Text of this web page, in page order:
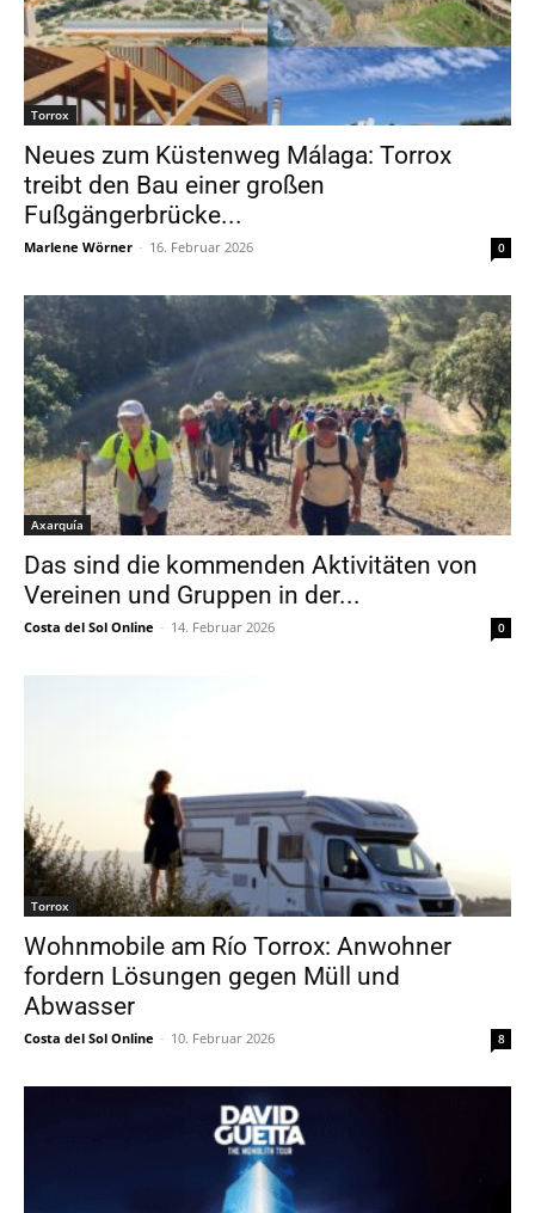
Torrox
Neues zum Küstenweg Málaga: Torrox
treibt den Bau einer großen
Fußgängerbrücke...
Marlene Wörner - 16. Februar 2026 0
Axarquía
Das sind die kommenden Aktivitäten von
Vereinen und Gruppen in der...
Costa del Sol Online - 14. Februar 2026 0
Torrox
Wohnmobile am Río Torrox: Anwohner
fordern Lösungen gegen Müll und
Abwasser
Costa del Sol Online - 10. Februar 2026 8